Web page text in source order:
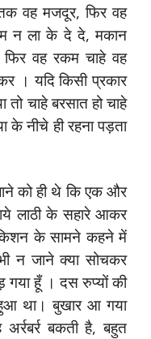
वह मजदूर, फिर वह
न ला के दे दे, मकान
फिर वह रकम चाहे वह
। यदि किसी प्रकार
तो चाहे बरसात हो चाहे
के नीचे ही रहना पड़ता
को ही थे कि एक और
लाठी के सहारे आकर
के सामने कहने में
न जाने क्या सोचकर
हूँ । दस रुप्यों की
था। बुखार आ गया
बकती है, बहुत